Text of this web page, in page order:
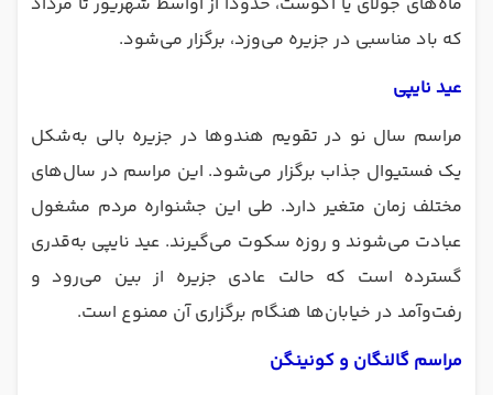
که باد مناسبی در جزیره می‌وزد، برگزار می‌شود.
عید نایپی
مراسم سال نو در تقویم هندوها در جزیره بالی به‌شکل
یک فستیوال جذاب برگزار می‌شود. این مراسم در سال‌های
مختلف زمان متغیر دارد. طی این جشنواره مردم مشغول
عبادت می‌شوند و روزه سکوت می‌گیرند. عید نایپی به‌قدری
گسترده است که حالت عادی جزیره از بین می‌رود و
رفت‌و‌آمد در خیابان‌ها هنگام برگزاری آن ممنوع است.
مراسم گالنگان و کونینگن